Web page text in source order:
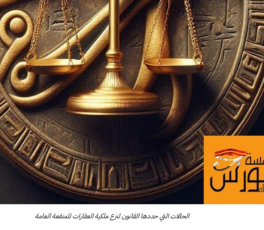
الحالات التي حددها القانون لنزع ملكية العقارات للمنفعة العامة